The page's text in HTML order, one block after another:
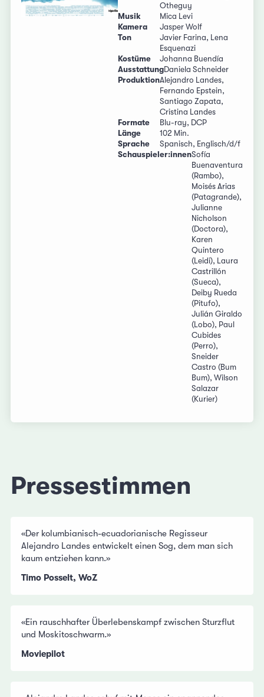
Otheguy
Musik
Mica Levi
Kamera
Jasper Wolf
Ton
Javier Farina, Lena
Esquenazi
Kostüme
Johanna Buendía
AusstattungDaniela Schneider
ProduktionAlejandro Landes,
Fernando Epstein,
Santiago Zapata,
Cristina Landes
Formate
Blu-ray, DCP
Länge
102 Min.
Sprache
Spanisch, Englisch/d/f
Schauspieler:innenSofía
Buenaventura
(Rambo),
Moisés Arias
(Patagrande),
Julianne
Nicholson
(Doctora),
Karen
Quintero
(Leidi), Laura
Castrillón
(Sueca),
Deiby Rueda
(Pitufo),
Julián Giraldo
(Lobo), Paul
Cubides
(Perro),
Sneider
Castro (Bum
Bum), Wilson
Salazar
(Kurier)
Pressestimmen
«Der kolumbianisch-ecuadorianische Regisseur
Alejandro Landes entwickelt einen Sog, dem man sich
kaum entziehen kann.»
Timo Posselt, WoZ
«Ein rauschhafter Überlebenskampf zwischen Sturzflut
und Moskitoschwarm.»
Moviepilot